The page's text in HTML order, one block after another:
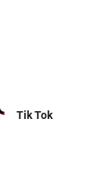
Tik Tok